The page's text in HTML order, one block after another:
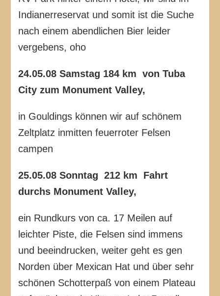
Indianerreservat und somit ist die Suche
nach einem abendlichen Bier leider
vergebens, oho
24.05.08 Samstag 184 km von Tuba
City zum Monument Valley,
in Gouldings können wir auf schönem
Zeltplatz inmitten feuerroter Felsen
campen
25.05.08 Sonntag 212 km Fahrt
durchs Monument Valley,
ein Rundkurs von ca. 17 Meilen auf
leichter Piste, die Felsen sind immens
und beeindrucken, weiter geht es gen
Norden über Mexican Hat und über sehr
schönen Schotterpaß von einem Plateau